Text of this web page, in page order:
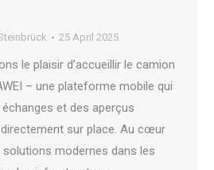
25 April 2025
le plaisir d’accueillir le camion
– une plateforme mobile qui
échanges et des aperçus
sur place. Au cœur
solutions modernes dans les